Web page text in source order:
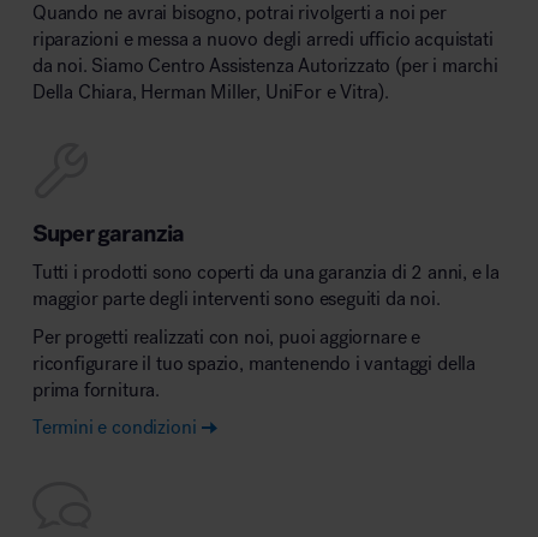
Quando ne avrai bisogno, potrai rivolgerti a noi per
riparazioni e messa a nuovo degli arredi ufficio acquistati
da noi. Siamo Centro Assistenza Autorizzato (per i marchi
Della Chiara, Herman Miller, UniFor e Vitra).
Super garanzia
Tutti i prodotti sono coperti da una garanzia di 2 anni, e la
maggior parte degli interventi sono eseguiti da noi.
Per progetti realizzati con noi, puoi aggiornare e
riconfigurare il tuo spazio, mantenendo i vantaggi della
prima fornitura.
Termini e condizioni